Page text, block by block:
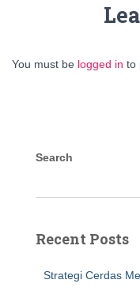
You must be logged in to
Search
Recent Posts
Strategi Cerdas